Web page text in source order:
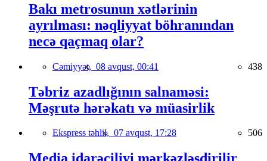
Bakı metrosunun xətlərinin
ayrılması: nəqliyyat böhranından
necə qaçmaq olar?
Cəmiyyət, 08 avqust, 00:41 438
Təbriz azadlığının salnaməsi:
Məşrutə hərəkatı və müasirlik
Ekspress təhlil, 07 avqust, 17:28 506